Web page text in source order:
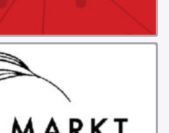
PRACY TYMCZASOWEJ
DAG BAJEENKOMST